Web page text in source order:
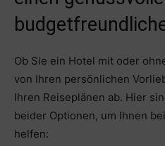
Ob Sie ein Hotel mit oder
von Ihren persönlichen
Ihren Reiseplänen ab. Hier
beider Optionen, um Ihnen
helfen: